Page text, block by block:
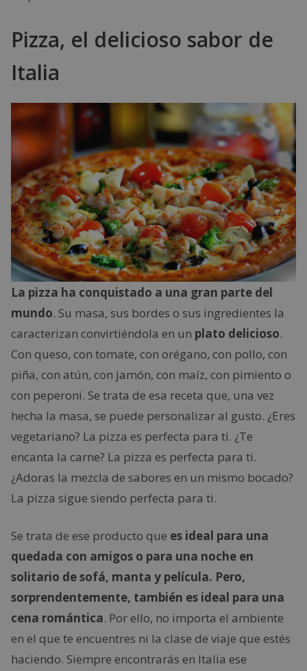
Pizza, el delicioso sabor de
Italia
La pizza ha conquistado a una gran parte del
mundo. Su masa, sus bordes o sus ingredientes la
caracterizan convirtiéndola en un plato delicioso.
Con queso, con tomate, con orégano, con pollo, con
piña, con atún, con jamón, con maíz, con pimiento o
con peperoni. Se trata de esa receta que, una vez
hecha la masa, se puede personalizar al gusto. ¿Eres
vegetariano? La pizza es perfecta para ti. ¿Te
encanta la carne? La pizza es perfecta para ti.
¿Adoras la mezcla de sabores en un mismo bocado?
La pizza sigue siendo perfecta para ti.
Se trata de ese producto que es ideal para una
quedada con amigos o para una noche en
solitario de sofá, manta y película. Pero,
sorprendentemente, también es ideal para una
cena romántica. Por ello, no importa el ambiente
en el que te encuentres ni la clase de viaje que estés
haciendo. Siempre encontrarás en Italia ese